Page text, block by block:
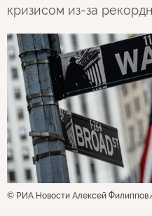
кризисом из-за
© РИА Новости Алексей Филиппов